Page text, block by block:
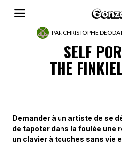
PARCHRISTOPHE
SELF
THE
Demander à un artiste de se
de tapoter dans la foulée une
un clavier à touches sans vie